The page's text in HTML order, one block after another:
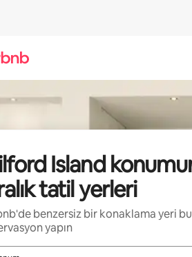
Island
tatil yerleri
benzersiz bir konaklama yeri
yapın